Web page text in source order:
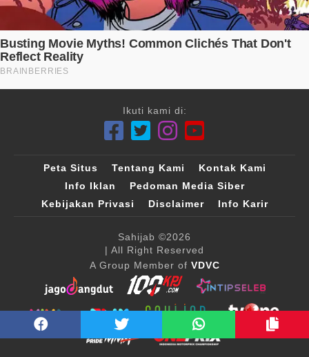
Ikuti kami di:
Peta Situs Tentang Kami
Kontak Kami
Info Iklan
Pedoman Media Siber
Kebijakan Privasi
Disclaimer Info Karir
Sahijab ©2026
| All Right Reserved
A Group Member of VDVC